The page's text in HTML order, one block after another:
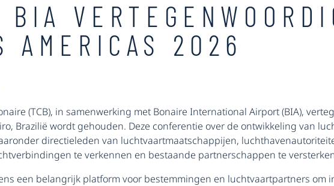
AMERICAS 2026
(TCB), in samenwerking met Bonaire International Airport (BIA),
Brazilië wordt gehouden. Deze conferentie over de ontwikkeling van
directieleden van luchtvaartmaatschappijen,
te verkennen en bestaande partnerschappen te
een belangrijk platform voor bestemmingen en luchtvaartpartners om